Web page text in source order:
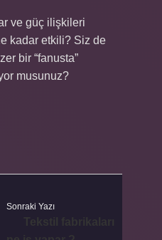
ve güç ilişkileri
kadar etkili? Siz de
bir “fanusta”
musunuz?
Sonraki Yazı